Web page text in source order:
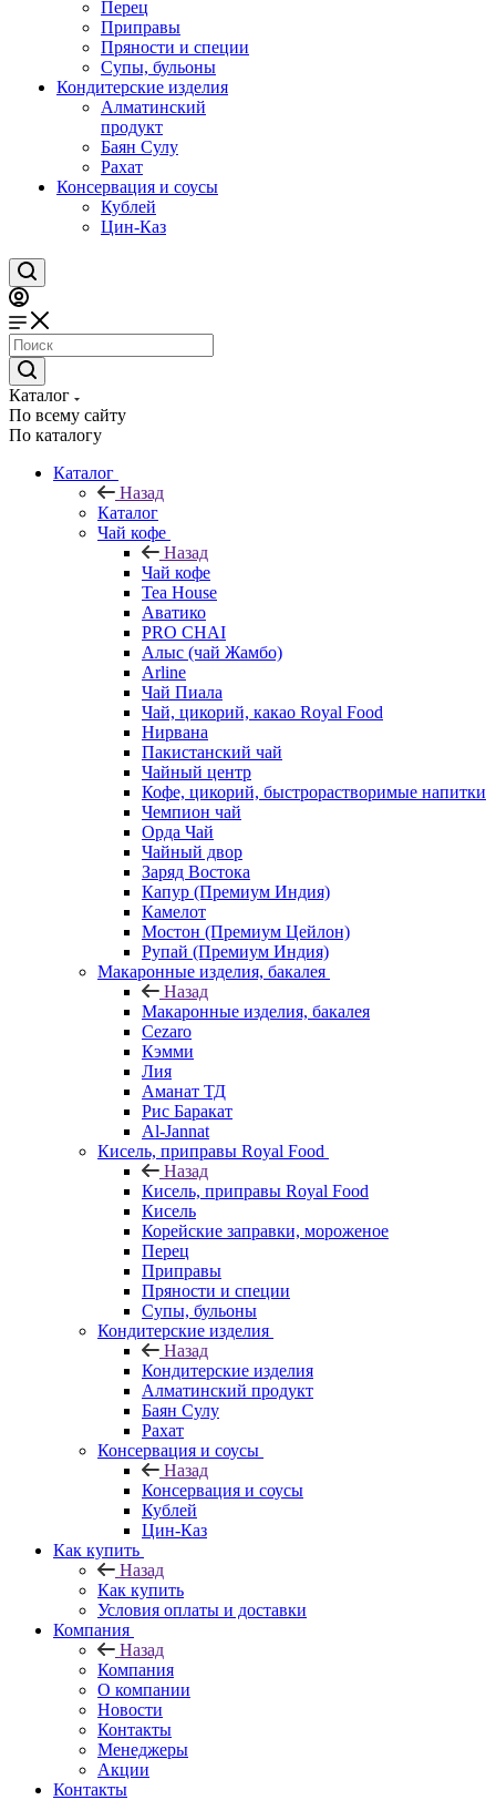
Перец
Приправы
Пряности и специи
Супы, бульоны
Кондитерские изделия
Алматинский
продукт
Баян Сулу
Рахат
Консервация и соусы
Кублей
Цин-Каз
Каталог
По всему сайту
По каталогу
Каталог
Назад
Каталог
Чай кофе
Назад
Чай кофе
Tea House
Аватико
PRO CHAI
Алыс (чай Жамбо)
Arline
Чай Пиала
Чай, цикорий, какао Royal Food
Нирвана
Пакистанский чай
Чайный центр
Кофе, цикорий, быстрорастворимые напитки
Чемпион чай
Орда Чай
Чайный двор
Заряд Востока
Капур (Премиум Индия)
Камелот
Мостон (Премиум Цейлон)
Рупай (Премиум Индия)
Макаронные изделия, бакалея
Назад
Макаронные изделия, бакалея
Cezaro
Кэмми
Лия
Аманат ТД
Рис Баракат
Al-Jannat
Кисель, приправы Royal Food
Назад
Кисель, приправы Royal Food
Кисель
Корейские заправки, мороженое
Перец
Приправы
Пряности и специи
Супы, бульоны
Кондитерские изделия
Назад
Кондитерские изделия
Алматинский продукт
Баян Сулу
Рахат
Консервация и соусы
Назад
Консервация и соусы
Кублей
Цин-Каз
Как купить
Назад
Как купить
Условия оплаты и доставки
Компания
Назад
Компания
О компании
Новости
Контакты
Менеджеры
Акции
Контакты